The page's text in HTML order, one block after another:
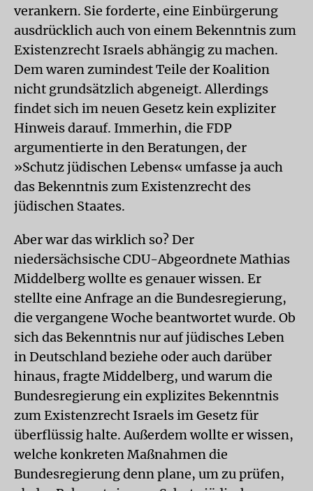
verankern. Sie forderte, eine Einbürgerung
ausdrücklich auch von einem Bekenntnis zum
Existenzrecht Israels abhängig zu machen.
Dem waren zumindest Teile der Koalition
nicht grundsätzlich abgeneigt. Allerdings
findet sich im neuen Gesetz kein expliziter
Hinweis darauf. Immerhin, die FDP
argumentierte in den Beratungen, der
»Schutz jüdischen Lebens« umfasse ja auch
das Bekenntnis zum Existenzrecht des
jüdischen Staates.
Aber war das wirklich so? Der
niedersächsische CDU-Abgeordnete Mathias
Middelberg wollte es genauer wissen. Er
stellte eine Anfrage an die Bundesregierung,
die vergangene Woche beantwortet wurde. Ob
sich das Bekenntnis nur auf jüdisches Leben
in Deutschland beziehe oder auch darüber
hinaus, fragte Middelberg, und warum die
Bundesregierung ein explizites Bekenntnis
zum Existenzrecht Israels im Gesetz für
überflüssig halte. Außerdem wollte er wissen,
welche konkreten Maßnahmen die
Bundesregierung denn plane, um zu prüfen,